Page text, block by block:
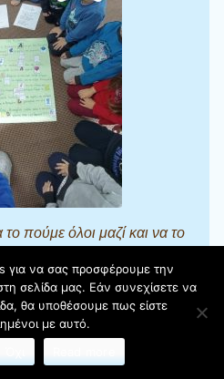
πούμε όλοι μαζί και να το
για να σας προσφέρουμε την
σελίδα μας. Εάν συνεχίσετε να
θα υποθέσουμε πως είστε
με αυτό.